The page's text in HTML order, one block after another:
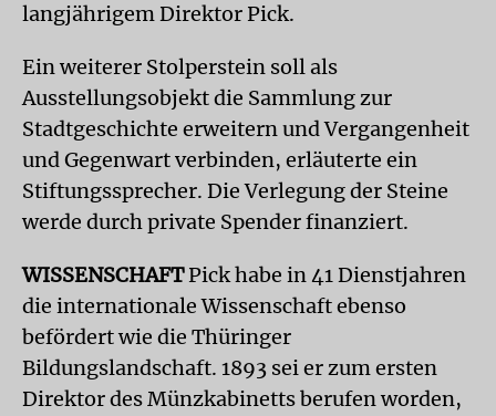
langjährigem Direktor Pick.
Ein weiterer Stolperstein soll als
Ausstellungsobjekt die Sammlung zur
Stadtgeschichte erweitern und Vergangenheit
und Gegenwart verbinden, erläuterte ein
Stiftungssprecher. Die Verlegung der Steine
werde durch private Spender finanziert.
WISSENSCHAFTPick habe in 41 Dienstjahren
die internationale Wissenschaft ebenso
befördert wie die Thüringer
Bildungslandschaft. 1893 sei er zum ersten
Direktor des Münzkabinetts berufen worden,